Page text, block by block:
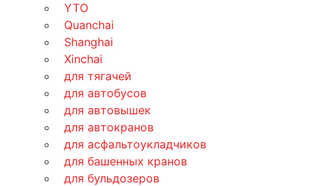
YTO
Quanchai
Shanghai
Xinchai
для тягачей
для автобусов
для автовышек
для автокранов
для асфальтоукладчиков
для башенных кранов
для бульдозеров